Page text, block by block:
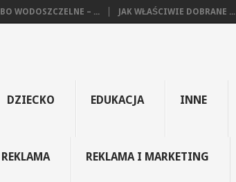
WODOSZCZELNE – ... JAK WŁAŚCIWIE DOBRANE ...
DZIECKO EDUKACJA INNE
REKLAMA REKLAMA I MARKETING